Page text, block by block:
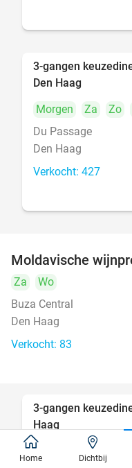
3-gangen
Den Haag
Morgen
Za Zo
Du Passage
Den Haag
Verkocht: 427
Moldavische
Za
Wo
Buza Central
Den Haag
Verkocht: 83
3-gangen
Haag
Morgen
Za
Home Dichtbij